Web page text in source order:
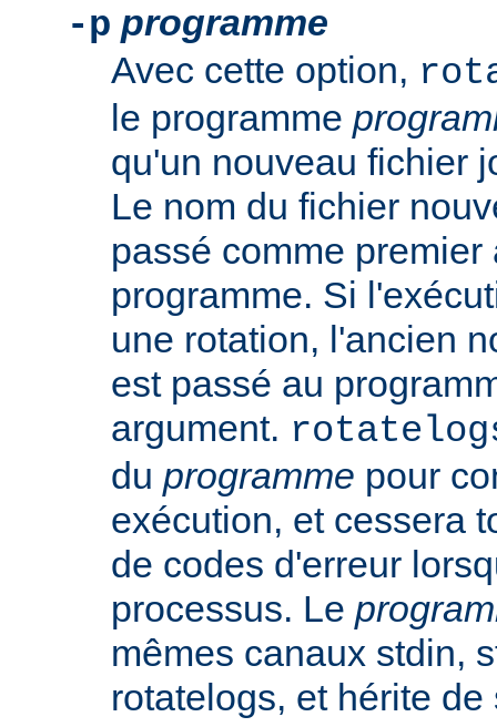
-p programme
Avec cette option,
le programme
qu'un nouveau fichier
Le nom du fichier
passé comme premier
programme. Si
une rotation, l'ancien
est passé au
argument.
du programme pour
exécution, et cessera
de codes d'erreur
processus. Le
mêmes canaux stdin,
rotatelogs, et hérite